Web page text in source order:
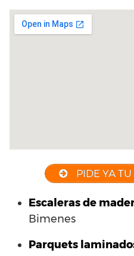
PIDE YA
Escaleras de
Bimenes
Parquets